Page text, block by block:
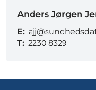
Anders Jørgen
E:
T: 2230 8329